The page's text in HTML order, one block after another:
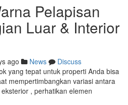
Pelapisan
Luar & Interior
ago News
Discuss
yang tepat untuk properti Anda bisa
mempertimbangkan variasi antara
, perhatikan elemen